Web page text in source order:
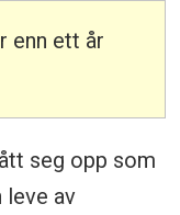
enn ett år
seg opp som
leve av